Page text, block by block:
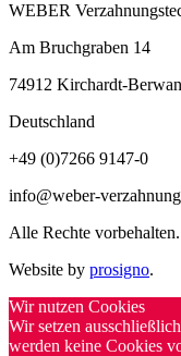
WEBER
Am Bruchgraben 14
74912 Kirchardt-
Deutschland
+49 (0)7266 9147-0
info@weber-
Alle Rechte vorbehalten.
Website by prosigno.
Wir nutzen Cookies
Wir setzen
werden keine Cookies